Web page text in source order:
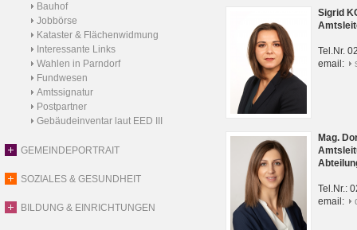
Bauhof
Jobbörse
Kataster & Flächenwidmung
Interessante Links
Wahlen in Parndorf
Fundwesen
Amtssignatur
Postpartner
Gebäudeinventar laut EED III
GEMEINDEPORTRAIT
SOZIALES & GESUNDHEIT
BILDUNG & EINRICHTUNGEN
Sigrid
Tel.Nr.
email:
Mag.
Tel.Nr.:
email: